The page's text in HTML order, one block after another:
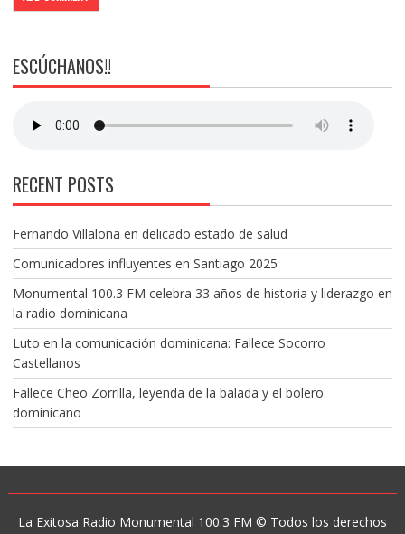
ESCÚCHANOS!!
RECENT POSTS
Fernando Villalona en delicado estado de salud
Comunicadores influyentes en Santiago 2025
Monumental 100.3 FM celebra 33 años de historia y liderazgo en
la radio dominicana
Luto en la comunicación dominicana: Fallece Socorro
Castellanos
Fallece Cheo Zorrilla, leyenda de la balada y el bolero
dominicano
La Exitosa Radio Monumental 100.3 FM © Todos los derechos